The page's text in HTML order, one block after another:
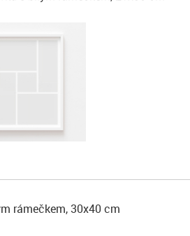
rámečkem, 30x40 cm